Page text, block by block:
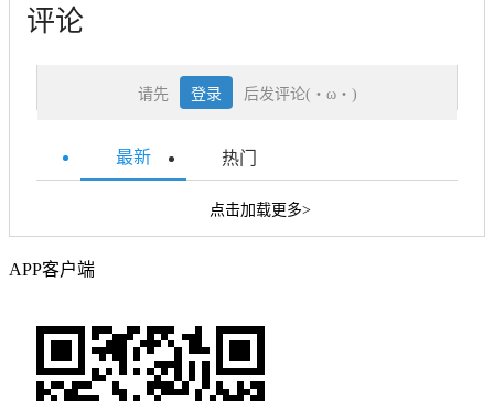
评论
请先 登录 后发评论(・ω・)
最新 热门
点击加载更多>
APP客户端